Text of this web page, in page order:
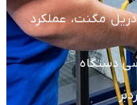
مگنت، عملکرد
دستگاه